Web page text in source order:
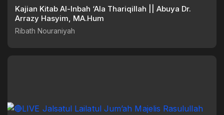
Kajian Kitab Al-Inbah ‘Ala Thariqillah || Abuya Dr.
Arrazy Hasyim, MA.Hum
Ribath Nouraniyah